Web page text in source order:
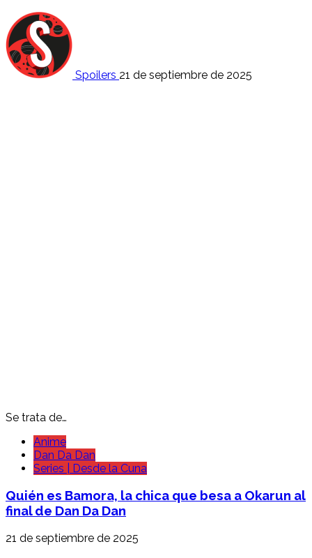
Spoilers 21 de septiembre de 2025
Se trata de…
Anime
Dan Da Dan
Series | Desde la Cuna
Quién es Bamora, la chica que besa a Okarun al
final de Dan Da Dan
21 de septiembre de 2025